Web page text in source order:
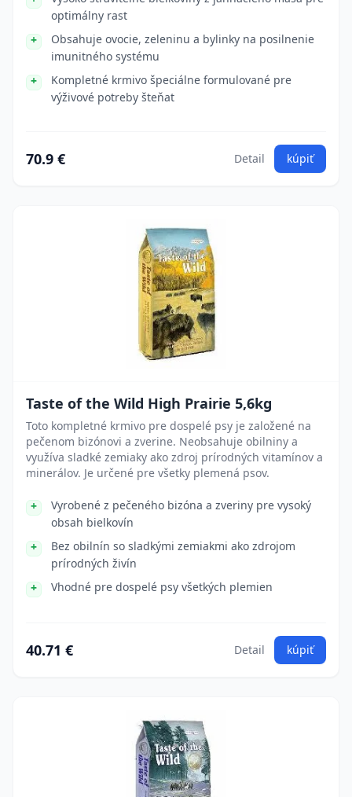
optimálny rast
Obsahuje ovocie, zeleninu a bylinky na posilnenie
imunitného systému
Kompletné krmivo špeciálne formulované pre
výživové potreby šteňat
70.9 € Detail kúpiť
Taste of the Wild High Prairie 5,6kg
Toto kompletné krmivo pre dospelé psy je založené na
pečenom bizónovi a zverine. Neobsahuje obilniny a
využíva sladké zemiaky ako zdroj prírodných vitamínov a
minerálov. Je určené pre všetky plemená psov.
Vyrobené z pečeného bizóna a zveriny pre vysoký
obsah bielkovín
Bez obilnín so sladkými zemiakmi ako zdrojom
prírodných živín
Vhodné pre dospelé psy všetkých plemien
40.71 € Detail kúpiť